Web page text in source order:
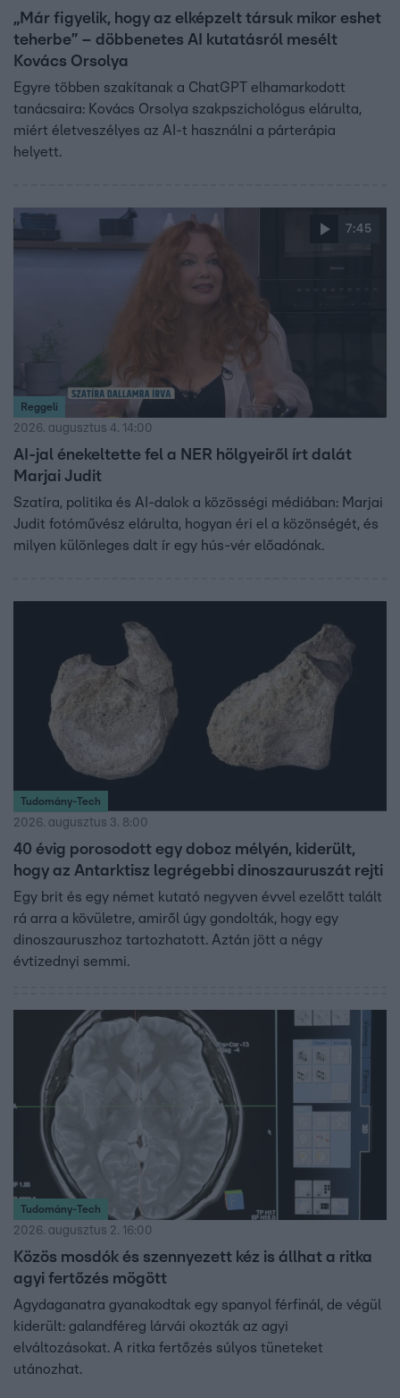
„Már figyelik, hogy az elképzelt társuk mikor eshet
teherbe” – döbbenetes AI kutatásról mesélt
Kovács Orsolya
Egyre többen szakítanak a ChatGPT elhamarkodott
tanácsaira: Kovács Orsolya szakpszichológus elárulta,
miért életveszélyes az AI-t használni a párterápia
helyett.
7:45
Reggeli
2026. augusztus 4. 14:00
AI-jal énekeltette fel a NER hölgyeiről írt dalát
Marjai Judit
Szatíra, politika és AI-dalok a közösségi médiában: Marjai
Judit fotóművész elárulta, hogyan éri el a közönségét, és
milyen különleges dalt ír egy hús-vér előadónak.
Tudomány-Tech
2026. augusztus 3. 8:00
40 évig porosodott egy doboz mélyén, kiderült,
hogy az Antarktisz legrégebbi dinoszauruszát rejti
Egy brit és egy német kutató negyven évvel ezelőtt talált
rá arra a kövületre, amiről úgy gondolták, hogy egy
dinoszauruszhoz tartozhatott. Aztán jött a négy
évtizednyi semmi.
Tudomány-Tech
2026. augusztus 2. 16:00
Közös mosdók és szennyezett kéz is állhat a ritka
agyi fertőzés mögött
Agydaganatra gyanakodtak egy spanyol férfinál, de végül
kiderült: galandféreg lárvái okozták az agyi
elváltozásokat. A ritka fertőzés súlyos tüneteket
utánozhat.